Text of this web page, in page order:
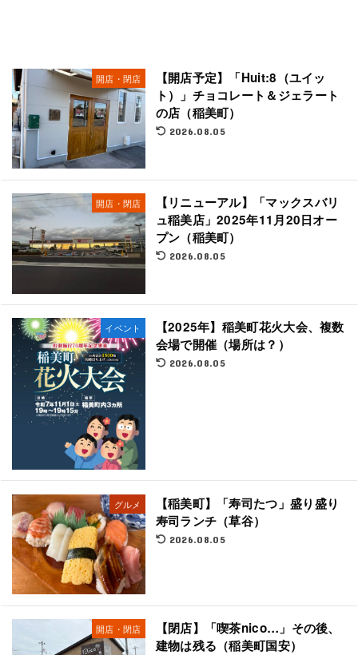
開店・閉店
【開店予定】「Huit:8（ユイッ
ト）」チョコレート＆ジェラート
の店（稲美町）
2026.08.05
開店・閉店
【リニューアル】「マックスバリ
ュ稲美店」2025年11月20日オー
プン（稲美町）
2026.08.05
イベント
【2025年】稲美町花火大会、複数
会場で開催（場所は？）
2026.08.05
グルメ
【稲美町】「寿司たつ」盛り盛り
寿司ランチ（草谷）
2026.08.05
開店・閉店
【閉店】「喫茶nico…」その後、
建物は残る（稲美町国安）